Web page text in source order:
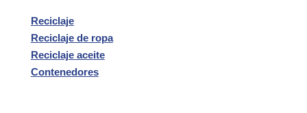
Reciclaje
Reciclaje de ropa
Reciclaje aceite
Contenedores